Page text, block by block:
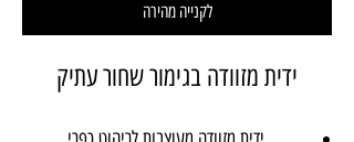
לקנייה מהירה
ידית מזוודה בגימור שחור עתיק